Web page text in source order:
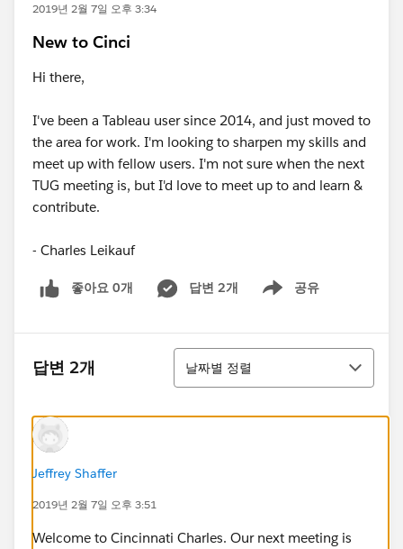
2019년 2월 7일 오후 3:34
New to Cinci
Hi there,
I've been a Tableau user since 2014, and just moved to
the area for work. I'm looking to sharpen my skills and
meet up with fellow users. I'm not sure when the next
TUG meeting is, but I'd love to meet up to and learn &
contribute.
- Charles Leikauf
좋아요 0개 답변 2개 공유
Show menu
답변 2개
정렬
날짜별 정렬
Jeffrey Shaffer
2019년 2월 7일 오후 3:51
Welcome to Cincinnati Charles. Our next meeting is